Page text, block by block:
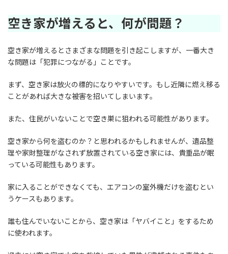
空き家が増えると、何が問題？
空き家が増えるとさまざまな問題を引き起こしますが、一番大き
な問題は「犯罪につながる」ことです。
まず、空き家は放火の標的になりやすいです。もし近隣に燃え移る
ことがあれば大きな被害を招いてしまいます。
また、住民がいないことで空き巣に狙われる可能性があります。
空き家から何を盗むのか？と思われるかもしれませんが、遺品整
理や家財整理がなされず放置されている空き家には、貴重品が眠
っている可能性もあります。
家に入ることができなくても、エアコンの室外機だけを盗むとい
うケースもあります。
誰も住んでいないことから、空き家は「ヤバイこと」をするため
に使われます。